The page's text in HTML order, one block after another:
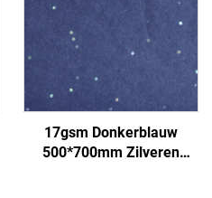
17gsm Donkerblauw
500*700mm Zilveren